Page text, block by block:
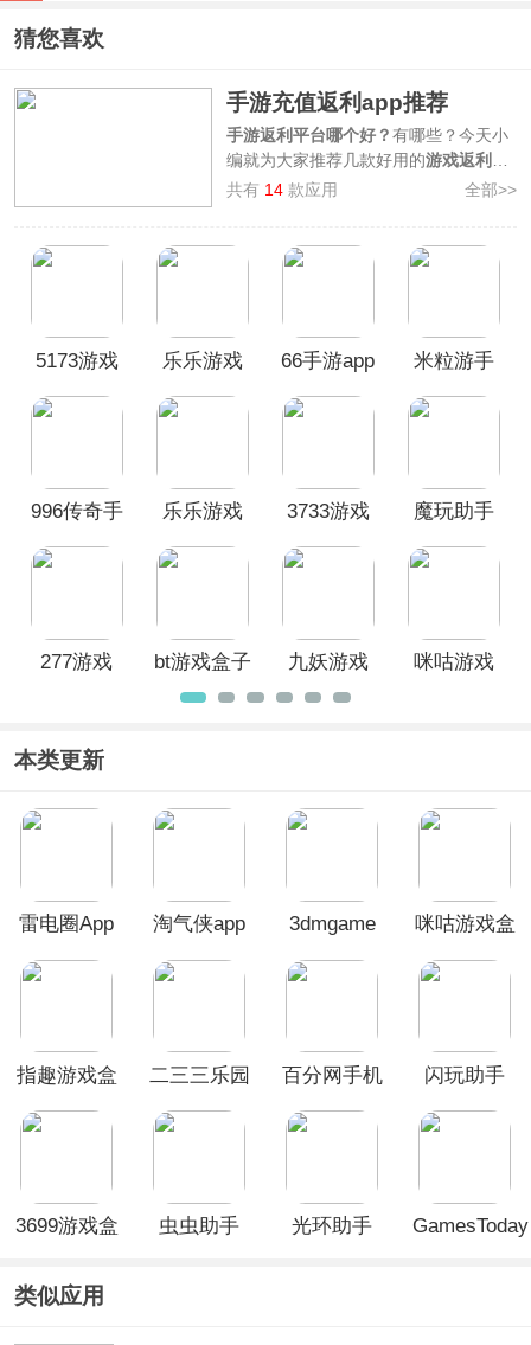
猜您喜欢
手游充值返利app推荐
手游返利平台哪个好？有哪些？今天小
编就为大家推荐几款好用的游戏返利平
台app ，其中就有大家所熟悉的：魔玩
等，这些手机充值返利app提供了各大
供了各种充值方式，还提供了各种充值
返利活动，用户可以通过这些活动获得
些游戏返利平台app，在充值的同时也
共有 14 款应用 全部>>
5173游戏
乐乐游戏
66手游app
米粒游手
996传奇手
乐乐游戏
3733游戏
魔玩助手
277游戏
bt游戏盒子
App
九妖游戏
平台app
咪咕游戏
本类更新
雷电圈App 淘气侠app
3dmgame
咪咕游戏盒
指趣游戏盒
二三三乐园
百分网手机
最新版
闪玩助手
3699游戏盒
虫虫助手
光环助手
GamesToday
类似应用